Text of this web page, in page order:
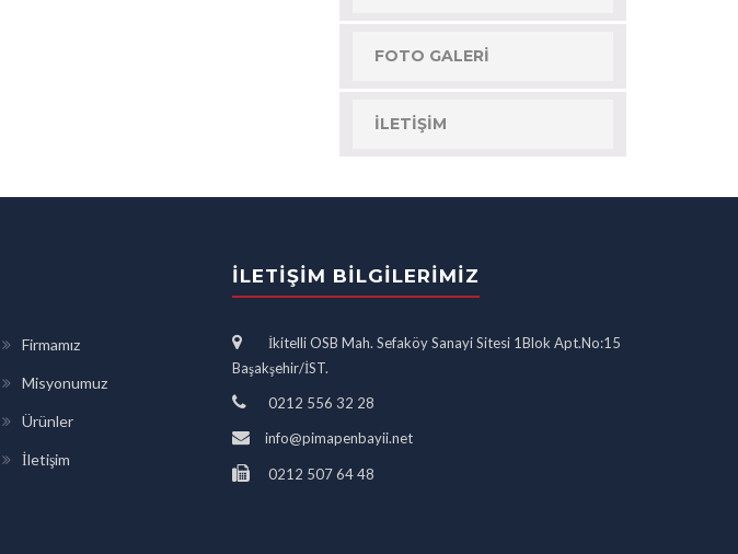
FOTO GALERI
İLETIŞIM
Firmamız
Misyonumuz
Ürünler
İletişim
İLETIŞIM BILGILERIMIZ
İkitelli OSB Mah. Sefaköy Sanayi Sitesi 1Blok Apt.No:15
Başakşehir/İST.
0212 556 32 28
info@pimapenbayii.net
0212 507 64 48